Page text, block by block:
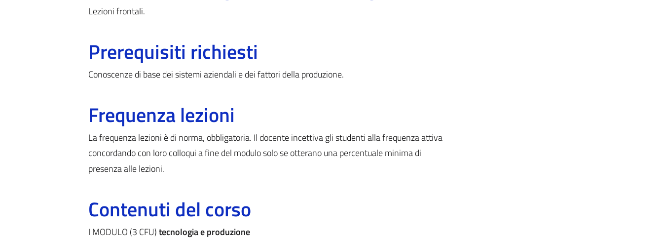
Lezioni frontali.
Prerequisiti richiesti
Conoscenze di base dei sistemi aziendali e dei fattori della produzione.
Frequenza lezioni
La frequenza lezioni è di norma, obbligatoria. Il docente incettiva gli studenti alla frequenza attiva
concordando con loro colloqui a fine del modulo solo se otterano una percentuale minima di
presenza alle lezioni.
Contenuti del corso
I MODULO (3 CFU)tecnologia e produzione